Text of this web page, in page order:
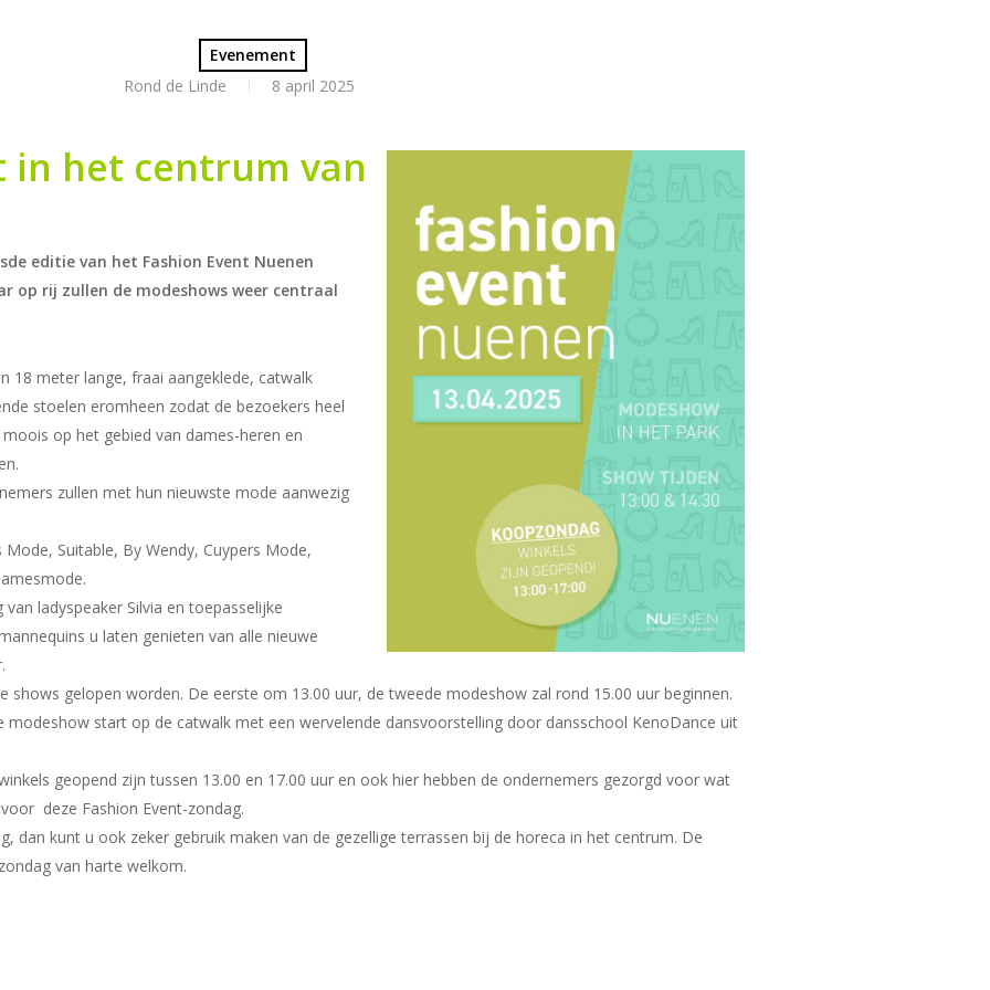
Evenement
Rond de Linde
8 april 2025
in het centrum van
editie van het Fashion Event Nuenen
op rij zullen de modeshows weer centraal
18 meter lange, fraai aangeklede, catwalk
stoelen eromheen zodat de bezoekers heel
op het gebied van dames-heren en
zullen met hun nieuwste mode aanwezig
Mode, Suitable, By Wendy, Cuypers Mode,
ladyspeaker Silvia en toepasselijke
u laten genieten van alle nieuwe
shows gelopen worden. De eerste om 13.00 uur, de tweede modeshow zal rond 15.00 uur beginnen.
start op de catwalk met een wervelende dansvoorstelling door dansschool KenoDance uit
geopend zijn tussen 13.00 en 17.00 uur en ook hier hebben de ondernemers gezorgd voor wat
deze Fashion Event-zondag.
dan kunt u ook zeker gebruik maken van de gezellige terrassen bij de horeca in het centrum. De
van harte welkom.